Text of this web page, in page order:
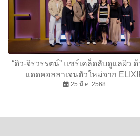
“ดิว-จิรวรรตน์” แชร์เคล็ดลับดูแลผิว
แดดคอลลาเจนตัวใหม่จาก
25 มี.ค. 2568